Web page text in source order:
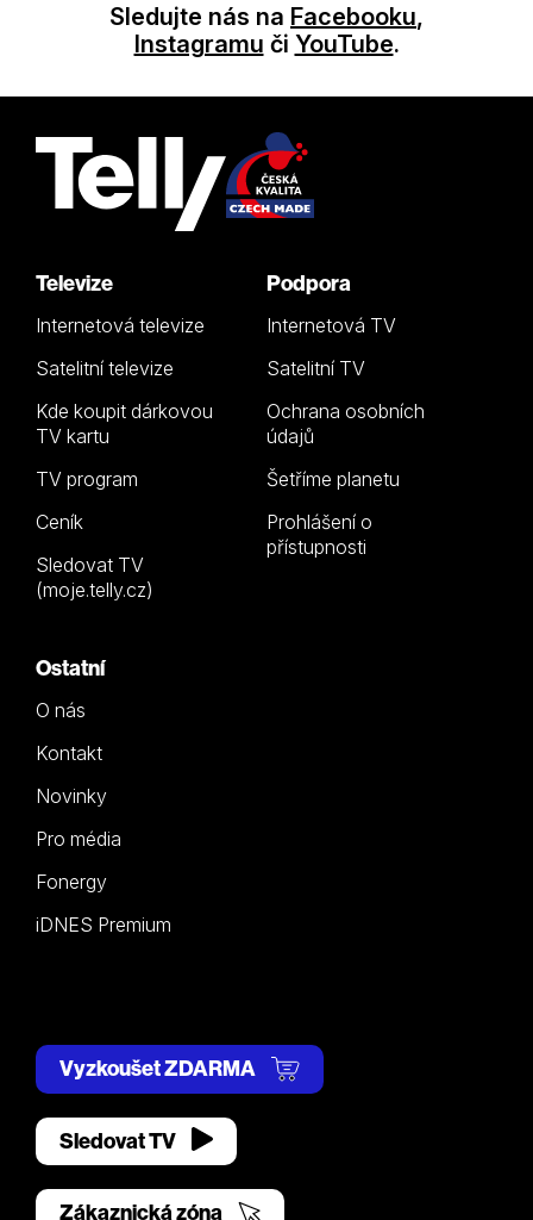
Sledujte nás na Facebooku,
Instagramu či YouTube.
Televize
Internetová televize
Satelitní televize
Kde koupit dárkovou
TV kartu
TV program
Ceník
Sledovat TV
(moje.telly.cz)
Podpora
Internetová TV
Satelitní TV
Ochrana osobních
údajů
Šetříme planetu
Prohlášení o
přístupnosti
Ostatní
O nás
Kontakt
Novinky
Pro média
Fonergy
iDNES Premium
Vyzkoušet ZDARMA
Sledovat TV
Zákaznická zóna